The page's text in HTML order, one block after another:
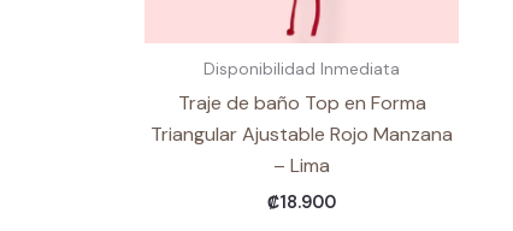
Disponibilidad Inmediata
Traje de baño Top en Forma
Triangular Ajustable Rojo Manzana
– Lima
₡18.900